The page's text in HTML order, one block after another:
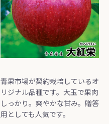
青果市場が契約栽培しているオ
リジナル品種です。大玉で果肉
しっかり。爽やかな甘み。贈答
用としても人気です。